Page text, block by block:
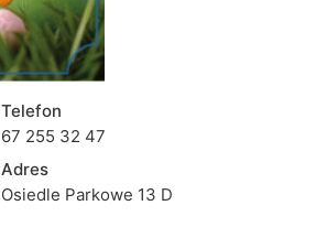
Telefon
67 255 32 47
Adres
Osiedle Parkowe 13 D